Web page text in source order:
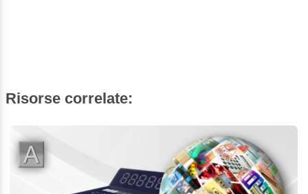
Risorse correlate: